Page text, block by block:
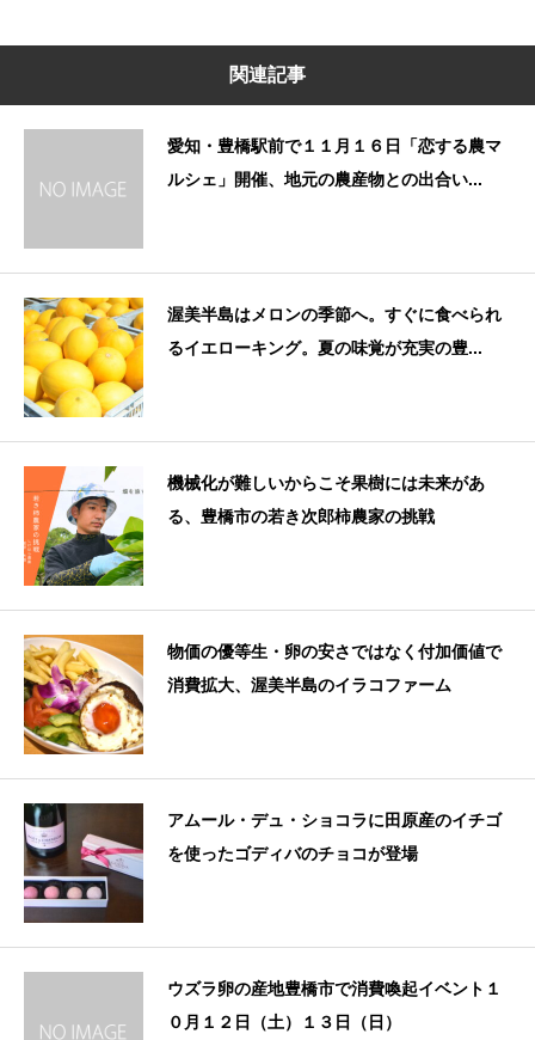
関連記事
愛知・豊橋駅前で１１月１６日「恋する農マ
ルシェ」開催、地元の農産物との出合い...
渥美半島はメロンの季節へ。すぐに食べられ
るイエローキング。夏の味覚が充実の豊...
機械化が難しいからこそ果樹には未来があ
る、豊橋市の若き次郎柿農家の挑戦
物価の優等生・卵の安さではなく付加価値で
消費拡大、渥美半島のイラコファーム
アムール・デュ・ショコラに田原産のイチゴ
を使ったゴディバのチョコが登場
ウズラ卵の産地豊橋市で消費喚起イベント１
０月１２日（土）１３日（日）